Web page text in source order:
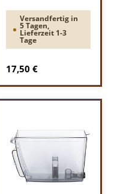
Versandfertig in
5 Tagen,
Lieferzeit 1-3
Tage
Regulärer Preis:
17,50 €